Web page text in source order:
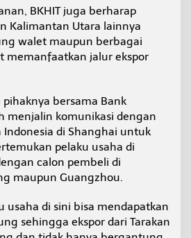
BKHIT juga berharap
Kalimantan Utara lainnya
walet maupun berbagai
memanfaatkan jalur ekspor
bersama Bank
menjalin komunikasi dengan
Indonesia di Shanghai untuk
pelaku usaha di
calon pembeli di
maupun Guangzhou.
usaha di sini bisa mendapatkan
sehingga ekspor dari Tarakan